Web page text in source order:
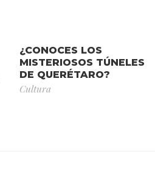
¿CONOCES LOS
MISTERIOSOS TÚNELES
DE QUERÉTARO?
Cultura